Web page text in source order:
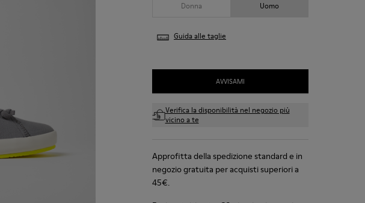
Donna Uomo
Guida alle taglie
AVVISAMI
Verifica la disponibilità nel negozio più
vicino a te
Approfitta della spedizione standard e in
negozio gratuita per acquisti superiori a
45€.